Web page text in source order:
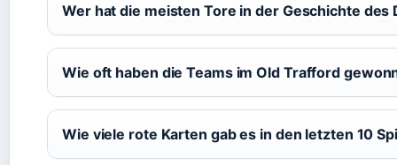
Wer hat die meisten Tore in der Geschichte des
Wie oft haben die Teams im Old Trafford
Wie viele rote Karten gab es in den letzten 10